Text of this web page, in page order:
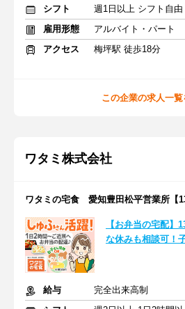
シフト
週1日以上 シフト自
雇用形態
アルバイト・パート
アクセス
梅坪駅 徒歩18分
この企業の求人一覧
ワタミ株式会社
ワタミの宅食 愛知豊田松平営業所【
【お弁当の宅配
な休みも相談可！
給与
完全出来高制